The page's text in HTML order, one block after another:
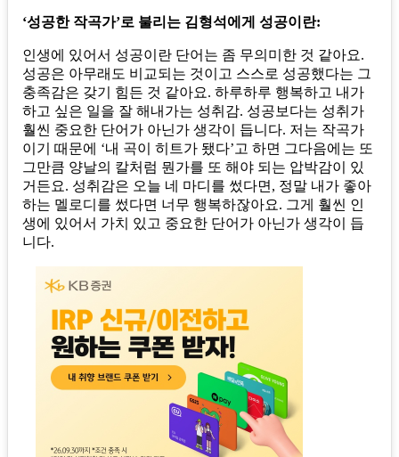
‘성공한 작곡가’로 불리는 김형석에게 성공이란:
인생에 있어서 성공이란 단어는 좀 무의미한 것 같아요.
성공은 아무래도 비교되는 것이고 스스로 성공했다는 그
충족감은 갖기 힘든 것 같아요. 하루하루 행복하고 내가
하고 싶은 일을 잘 해내가는 성취감. 성공보다는 성취가
훨씬 중요한 단어가 아닌가 생각이 듭니다. 저는 작곡가
이기 때문에 ‘내 곡이 히트가 됐다’고 하면 그다음에는 또
그만큼 양날의 칼처럼 뭔가를 또 해야 되는 압박감이 있
거든요. 성취감은 오늘 네 마디를 썼다면, 정말 내가 좋아
하는 멜로디를 썼다면 너무 행복하잖아요. 그게 훨씬 인
생에 있어서 가치 있고 중요한 단어가 아닌가 생각이 듭
니다.